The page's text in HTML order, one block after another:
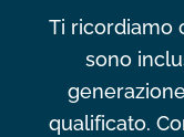
Ti ricordiamo
sono
qualificato.